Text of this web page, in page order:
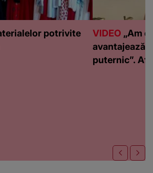
potrivite
VIDEO „Am
avantajează
puternic”.